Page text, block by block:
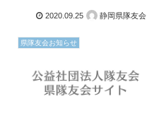
2020.09.25 静岡県隊友会
県隊友会お知らせ